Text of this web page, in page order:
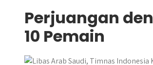
Perjuangan
10 Pemain